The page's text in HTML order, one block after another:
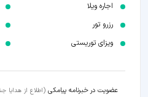
اجاره ویلا
رزرو تور
ویزای توریستی
عضویت در خبرنامه پیامکی (اطلاع از هدایا